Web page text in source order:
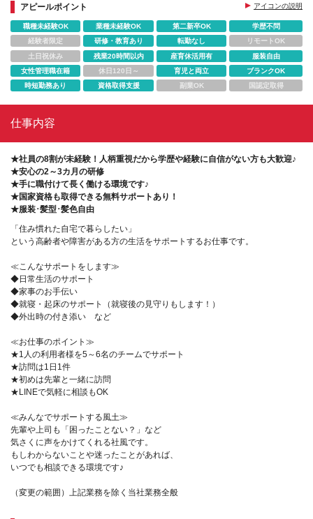
アピールポイント アイコンの説明
職種未経験OK 業種未経験OK 第二新卒OK
学歴不問
経験者限定
研修・教育あり 転勤なし
リモートOK
土日祝休み
残業20時間以内 産育休活用有
服装自由
女性管理職在籍
休日120日～ 育児と両立
ブランクOK
時短勤務あり
資格取得支援 副業OK 国認定取得
仕事内容
★社員の8割が未経験！人柄重視だから学歴や経験に自信がない方も大歓迎♪
★安心の2～3カ月の研修
★手に職付けて長く働ける環境です♪
★国家資格も取得できる無料サポートあり！
★服装･髪型･髪色自由
「住み慣れた自宅で暮らしたい」
という高齢者や障害がある方の生活をサポートするお仕事です。
≪こんなサポートをします≫
◆日常生活のサポート
◆家事のお手伝い
◆就寝・起床のサポート（就寝後の見守りもします！）
◆外出時の付き添い など
≪お仕事のポイント≫
★1人の利用者様を5～6名のチームでサポート
★訪問は1日1件
★初めは先輩と一緒に訪問
★LINEで気軽に相談もOK
≪みんなでサポートする風土≫
先輩や上司も「困ったことない？」など
気さくに声をかけてくれる社風です。
もしわからないことや迷ったことがあれば、
いつでも相談できる環境です♪
（変更の範囲）上記業務を除く当社業務全般